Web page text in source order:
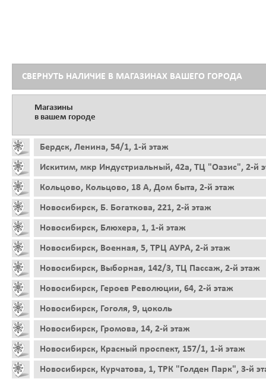
СВЕРНУТЬ НАЛИЧИЕ В МАГАЗИНАХ ВАШЕГО ГОРОДА
Магазины
в вашем городе
Бердск, Ленина, 54/1, 1-й этаж
Искитим, мкр Индустриальный, 42а, ТЦ "Оазис", 2-й
Кольцово, Кольцово, 18 А, Дом быта, 2-й этаж
Новосибирск, Б. Богаткова, 221, 2-й этаж
Новосибирск, Блюхера, 1, 1-й этаж
Новосибирск, Военная, 5, ТРЦ АУРА, 2-й этаж
Новосибирск, Выборная, 142/3, ТЦ Пассаж, 2-й этаж
Новосибирск, Героев Революции, 64, 2-й этаж
Новосибирск, Гоголя, 9, цоколь
Новосибирск, Громова, 14, 2-й этаж
Новосибирск, Красный проспект, 157/1, 1-й этаж
Новосибирск, Курчатова, 1, ТРК "Голден Парк", 3-й